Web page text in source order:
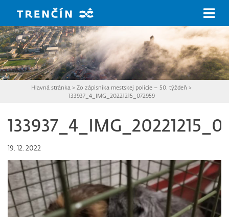
Hlavná stránka >Zo zápisníka mestskej polície – 50. týždeň >
133937_4_IMG_20221215_072959
19. 12. 2022